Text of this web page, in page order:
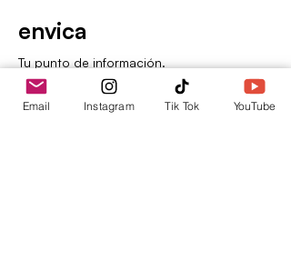
envica
Tu punto de información.
Email Instagram Tik Tok YouTube